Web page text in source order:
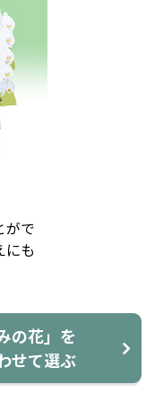
がで
にも
の花」を
せて選ぶ